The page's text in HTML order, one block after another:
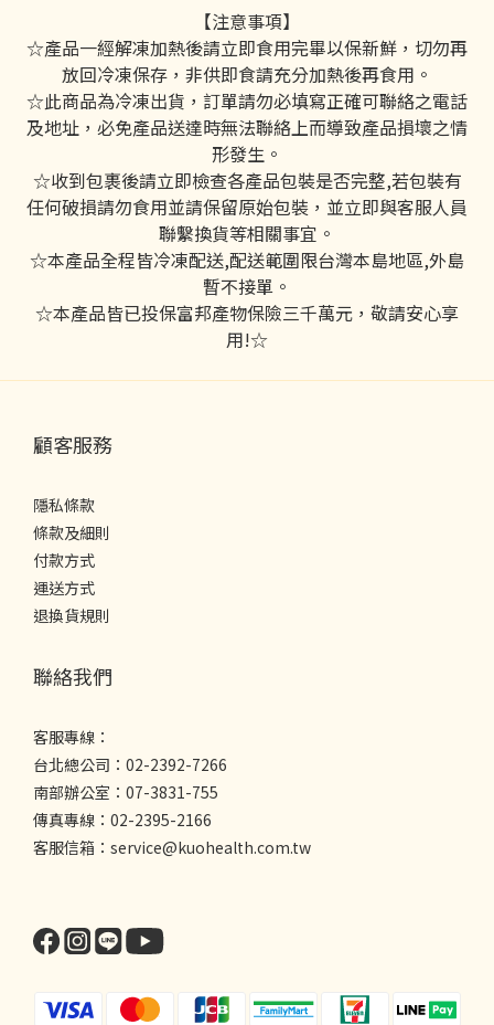
【注意事項】
☆產品一經解凍加熱後請立即食用完畢以保新鮮，切勿再
放回冷凍保存，非供即食請充分加熱後再食用。
☆此商品為冷凍出貨，訂單請勿必填寫正確可聯絡之電話
及地址，必免產品送達時無法聯絡上而導致產品損壞之情
形發生。
☆收到包裹後請立即檢查各產品包裝是否完整,若包裝有
任何破損請勿食用並請保留原始包裝，並立即與客服人員
聯繫換貨等相關事宜。
☆本產品全程皆冷凍配送,配送範圍限台灣本島地區,外島
暫不接單。
☆本產品皆已投保富邦產物保險三千萬元，敬請安心享
用!☆
顧客服務
隱私條款
條款及細則
付款方式
運送方式
退換貨規則
聯絡我們
客服專線：
台北總公司：02-2392-7266
南部辦公室：07-3831-755
傳真專線：02-2395-2166
客服信箱：service@kuohealth.com.tw